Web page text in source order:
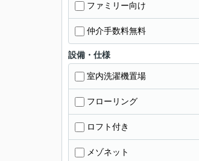
ファミリー向け
仲介手数料無料
設備・仕様
室内洗濯機置場
フローリング
ロフト付き
メゾネット